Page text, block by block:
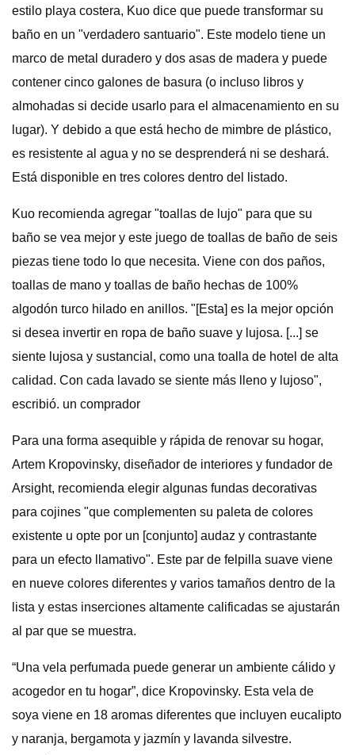
estilo playa costera, Kuo dice que puede transformar su
baño en un "verdadero santuario". Este modelo tiene un
marco de metal duradero y dos asas de madera y puede
contener cinco galones de basura (o incluso libros y
almohadas si decide usarlo para el almacenamiento en su
lugar). Y debido a que está hecho de mimbre de plástico,
es resistente al agua y no se desprenderá ni se deshará.
Está disponible en tres colores dentro del listado.
Kuo recomienda agregar "toallas de lujo" para que su
baño se vea mejor y este juego de toallas de baño de seis
piezas tiene todo lo que necesita. Viene con dos paños,
toallas de mano y toallas de baño hechas de 100%
algodón turco hilado en anillos. "[Esta] es la mejor opción
si desea invertir en ropa de baño suave y lujosa. [...] se
siente lujosa y sustancial, como una toalla de hotel de alta
calidad. Con cada lavado se siente más lleno y lujoso",
escribió. un comprador
Para una forma asequible y rápida de renovar su hogar,
Artem Kropovinsky, diseñador de interiores y fundador de
Arsight, recomienda elegir algunas fundas decorativas
para cojines "que complementen su paleta de colores
existente u opte por un [conjunto] audaz y contrastante
para un efecto llamativo". Este par de felpilla suave viene
en nueve colores diferentes y varios tamaños dentro de la
lista y estas inserciones altamente calificadas se ajustarán
al par que se muestra.
“Una vela perfumada puede generar un ambiente cálido y
acogedor en tu hogar”, dice Kropovinsky. Esta vela de
soya viene en 18 aromas diferentes que incluyen eucalipto
y naranja, bergamota y jazmín y lavanda silvestre.